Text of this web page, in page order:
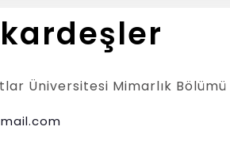
Üniversitesi Mimarlık